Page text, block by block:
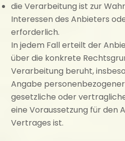
die Verarbeitung ist zur
Interessen des Anbieters
erforderlich.
In jedem Fall erteilt der
über die konkrete
Verarbeitung beruht,
Angabe
gesetzliche oder
eine Voraussetzung für den
Vertrages ist.